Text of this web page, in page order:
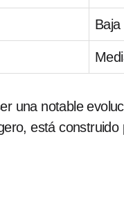
Baja
una notable
está